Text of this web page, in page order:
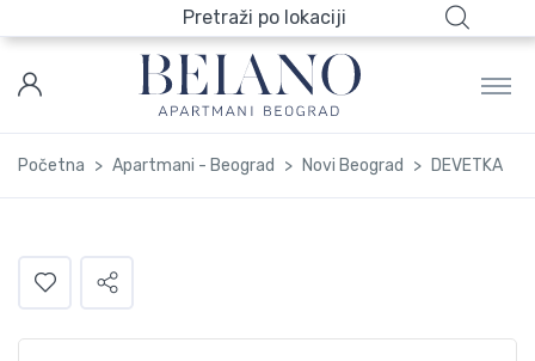
Pretraži po lokaciji
Početna Apartmani - Beograd Novi Beograd DEVETKA